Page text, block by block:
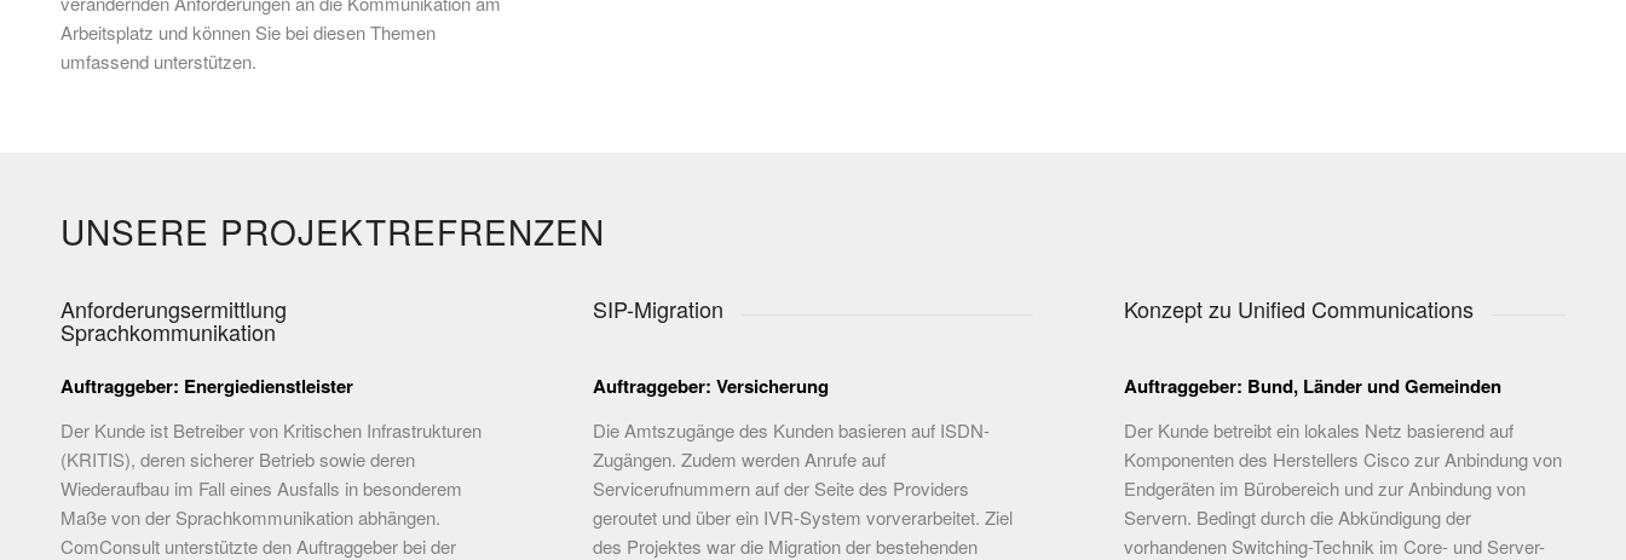
Arbeitsplatz und können Sie bei diesen Themen
umfassend unterstützen.
UNSERE PROJEKTREFRENZEN
Anforderungsermittlung
Sprachkommunikation
Auftraggeber: Energiedienstleister
Der Kunde ist Betreiber von Kritischen Infrastrukturen
(KRITIS), deren sicherer Betrieb sowie deren
Wiederaufbau im Fall eines Ausfalls in besonderem
Maße von der Sprachkommunikation abhängen.
ComConsult unterstützte den Auftraggeber bei der
SIP-Migration
Auftraggeber: Versicherung
Die Amtszugänge des Kunden basieren auf ISDN-
Zugängen. Zudem werden Anrufe auf
Servicerufnummern auf der Seite des Providers
geroutet und über ein IVR-System vorverarbeitet. Ziel
des Projektes war die Migration der bestehenden
Konzept zu Unified Communications
Auftraggeber: Bund, Länder und Gemeinden
Der Kunde betreibt ein lokales Netz basierend auf
Komponenten des Herstellers Cisco zur Anbindung von
Endgeräten im Bürobereich und zur Anbindung von
Servern. Bedingt durch die Abkündigung der
vorhandenen Switching-Technik im Core- und Server-